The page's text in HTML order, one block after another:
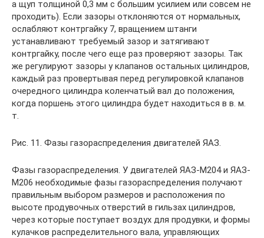
а щуп толщиной 0,3 мм с большим усилием или совсем не
проходить). Если зазоры отклоняются от нормальных,
ослабляют контргайку 7, вращением штанги
устанавливают требуемый зазор и затягивают
контргайку, после чего еще раз проверяют зазоры. Так
же регулируют зазоры у клапанов остальных цилиндров,
каждый раз провертывая перед регулировкой клапанов
очередного цилиндра коленчатый вал до положения,
когда поршень этого цилиндра будет находиться в в. м.
т.
Рис. 11. Фазы газораспределения двигателей ЯАЗ.
Фазы газораспределения. У двигателей ЯАЗ-М204 и ЯАЗ-
М206 необходимые фазы газораспределения получают
правильным выбором размеров и расположения по
высоте продувочных отверстий в гильзах цилиндров,
через которые поступает воздух для продувки, и формы
кулачков распределительного вала, управляющих